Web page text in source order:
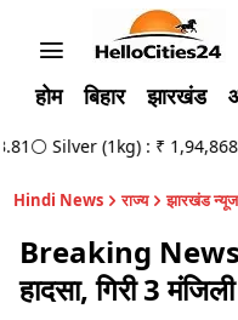
होम बिहार झारखंड
⚪ Silver (1kg) : ₹ 1,94,868.38
Hindi News राज्य झारखंड
Breaking
हादसा, गिरी 3